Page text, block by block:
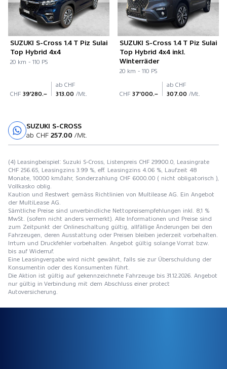
SUZUKI S-Cross 1.4 T Piz Sulai
Top Hybrid 4x4
20 km - 110 PS
CHF 39'280.–
ab CHF
313.00 /Mt.
SUZUKI S-Cross 1.4 T Piz Sulai
Top Hybrid 4x4 inkl.
Winterräder
20 km - 110 PS
CHF 37'000.–
ab CHF
307.00 /Mt.
SUZUKI S-CROSS
ab CHF 257.00 /Mt.
(4) Leasingbeispiel: Suzuki S-Cross, Listenpreis CHF 29900.0, Leasingrate
CHF 256.65, Leasingzins 3.99 %, eff. Leasingzins 4.06 %, Laufzeit 48
Monate, 10000 km/Jahr, Sonderzahlung CHF 6000.00 ( nicht obligatorisch ),
Vollkasko oblig.
Kaution und Restwert gemäss Richtlinien von Multilease AG. Ein Angebot
der MultiLease AG.
Sämtliche Preise sind unverbindliche Nettopreisempfehlungen inkl. 8,1 %
MwSt. (sofern nicht anders vermerkt). Alle Informationen und Preise sind
zum Zeitpunkt der Onlineschaltung gültig, allfällige Änderungen bei den
Fahrzeugen, deren Ausstattung oder Preisen bleiben jederzeit vorbehalten.
Irrtum und Druckfehler vorbehalten. Angebot gültig solange Vorrat bzw.
bis auf Widerruf.
Eine Leasingvergabe wird nicht gewährt, falls sie zur Überschuldung der
Konsumentin oder des Konsumenten führt.
Die Aktion ist gültig auf gekennzeichnete Fahrzeuge bis 31.12.2026. Angebot
nur gültig in Verbindung mit dem Abschluss einer protect
Autoversicherung.